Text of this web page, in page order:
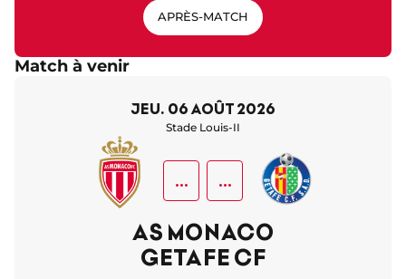
APRÈS-MATCH
Match à venir
jeu. 06 août 2026
Stade Louis-II
AS MONACO
...
GETAFE CF
...